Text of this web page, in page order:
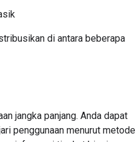
di antara beberapa
jangka panjang. Anda dapat
penggunaan menurut metode